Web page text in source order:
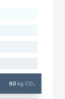
60 kg CO₂